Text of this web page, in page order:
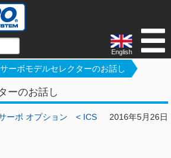
English
サーボモデルセレクターのお話し
ーのお話し
2016年5月26日
ーボ オプション
< ICS